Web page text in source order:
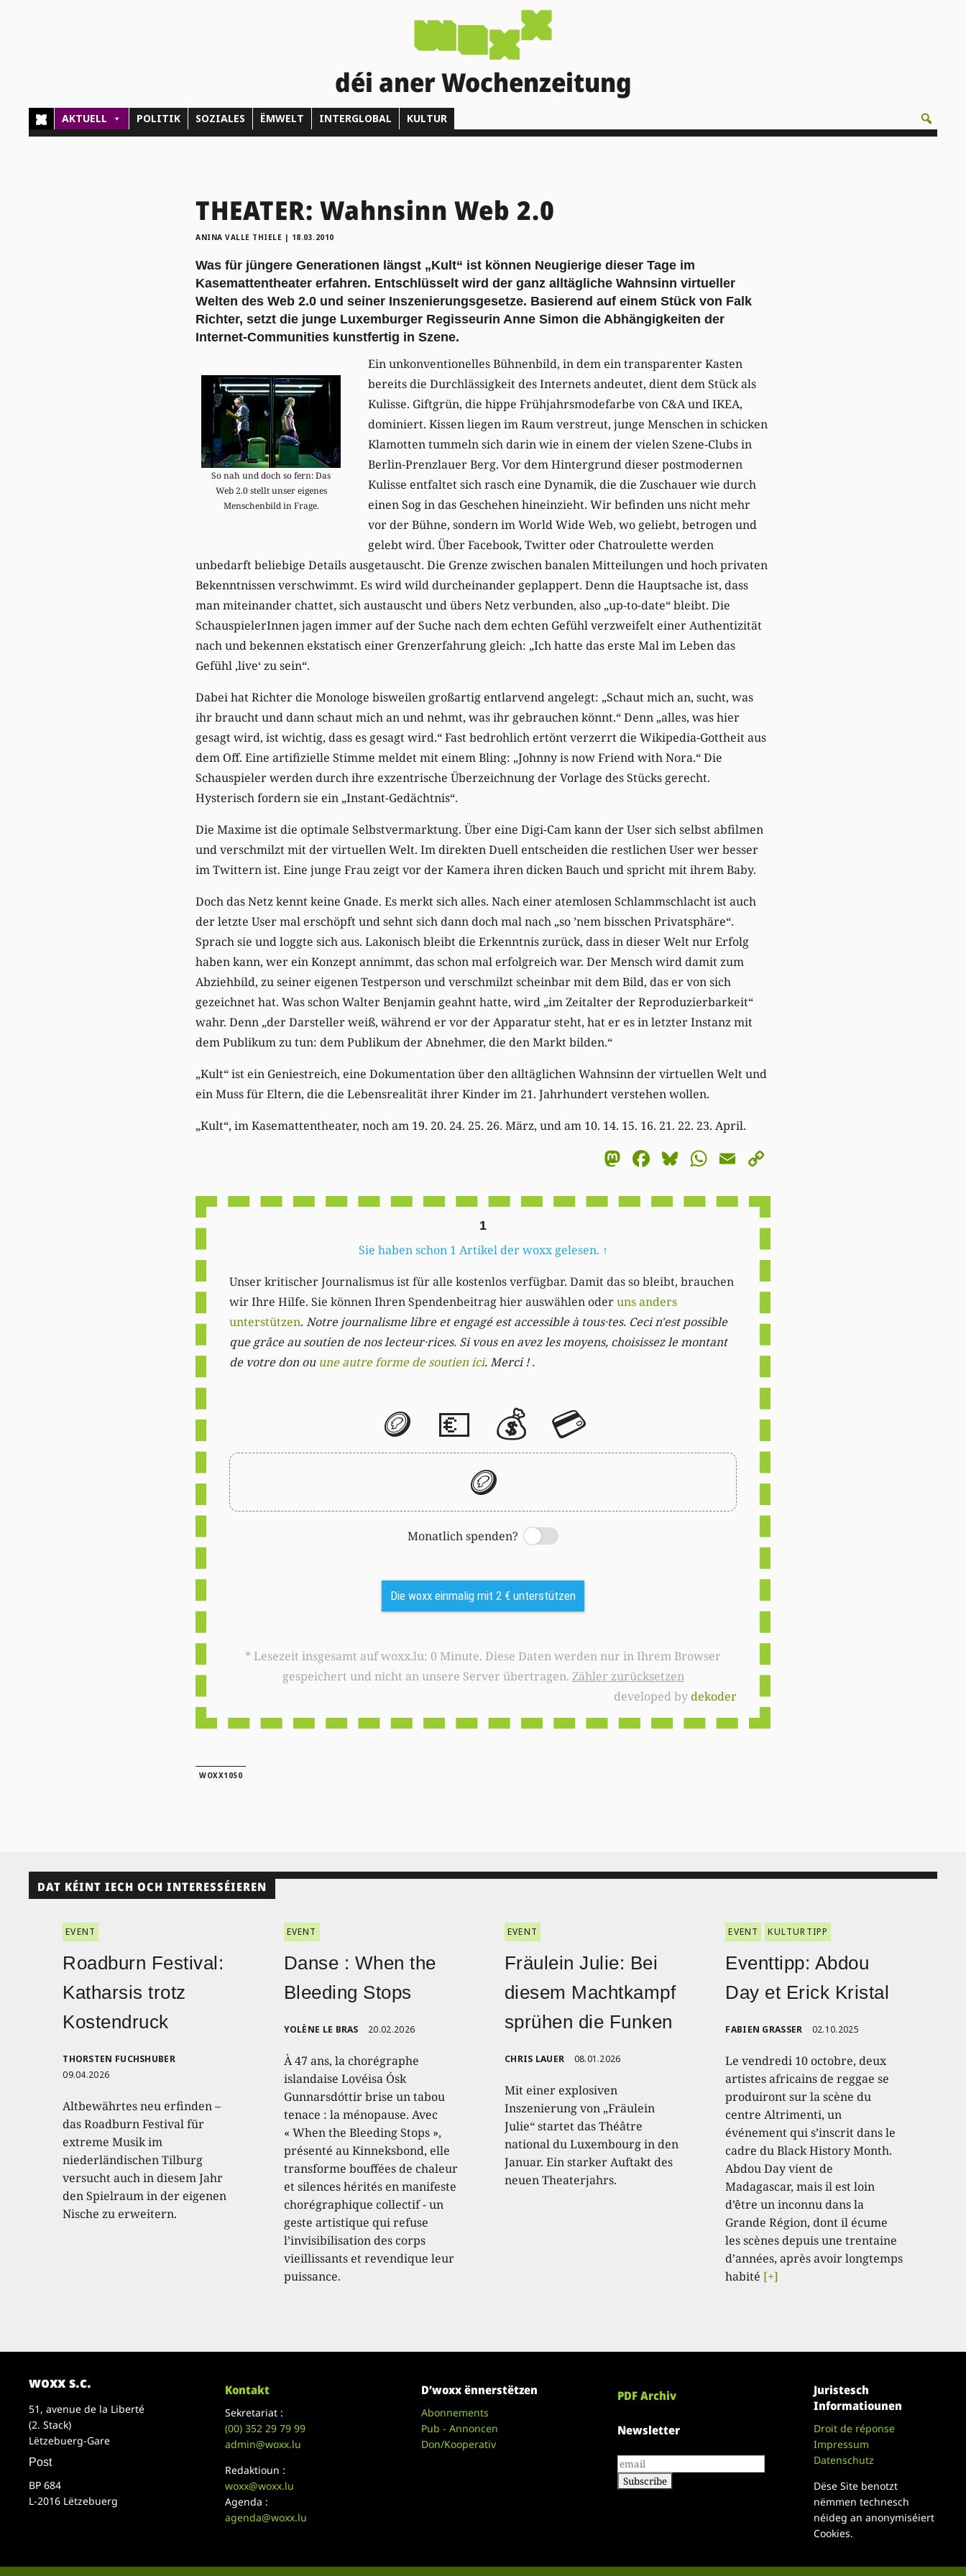
déi aner Wochenzeitung
AKTUELL POLITIK SOZIALES ËMWELT INTERGLOBAL KULTUR
THEATER: Wahnsinn Web 2.0
ANINA VALLE THIELE | 18.03.2010
Was für jüngere Generationen längst „Kult“ ist können Neugierige dieser Tage im
Kasemattentheater erfahren. Entschlüsselt wird der ganz alltägliche Wahnsinn virtueller
Welten des Web 2.0 und seiner Inszenierungsgesetze. Basierend auf einem Stück von Falk
Richter, setzt die junge Luxemburger Regisseurin Anne Simon die Abhängigkeiten der
Internet-Communities kunstfertig in Szene.
So nah und doch so fern: Das
Web 2.0 stellt unser eigenes
Menschenbild in Frage.
Ein unkonventionelles Bühnenbild, in dem ein transparenter Kasten
bereits die Durchlässigkeit des Internets andeutet, dient dem Stück als
Kulisse. Giftgrün, die hippe Frühjahrsmodefarbe von C&A und IKEA,
dominiert. Kissen liegen im Raum verstreut, junge Menschen in schicken
Klamotten tummeln sich darin wie in einem der vielen Szene-Clubs in
Berlin-Prenzlauer Berg. Vor dem Hintergrund dieser postmodernen
Kulisse entfaltet sich rasch eine Dynamik, die die Zuschauer wie durch
einen Sog in das Geschehen hineinzieht. Wir befinden uns nicht mehr
vor der Bühne, sondern im World Wide Web, wo geliebt, betrogen und
gelebt wird. Über Facebook, Twitter oder Chatroulette werden
unbedarft beliebige Details ausgetauscht. Die Grenze zwischen banalen Mitteilungen und hoch privaten
Bekenntnissen verschwimmt. Es wird wild durcheinander geplappert. Denn die Hauptsache ist, dass
man miteinander chattet, sich austauscht und übers Netz verbunden, also „up-to-date“ bleibt. Die
SchauspielerInnen jagen immer auf der Suche nach dem echten Gefühl verzweifelt einer Authentizität
nach und bekennen ekstatisch einer Grenzerfahrung gleich: „Ich hatte das erste Mal im Leben das
Gefühl ‚live‘ zu sein“.
Dabei hat Richter die Monologe bisweilen großartig entlarvend angelegt: „Schaut mich an, sucht, was
ihr braucht und dann schaut mich an und nehmt, was ihr gebrauchen könnt.“ Denn „alles, was hier
gesagt wird, ist wichtig, dass es gesagt wird.“ Fast bedrohlich ertönt verzerrt die Wikipedia-Gottheit aus
dem Off. Eine artifizielle Stimme meldet mit einem Bling: „Johnny is now Friend with Nora.“ Die
Schauspieler werden durch ihre exzentrische Überzeichnung der Vorlage des Stücks gerecht.
Hysterisch fordern sie ein „Instant-Gedächtnis“.
Die Maxime ist die optimale Selbstvermarktung. Über eine Digi-Cam kann der User sich selbst abfilmen
und verschmilzt mit der virtuellen Welt. Im direkten Duell entscheiden die restlichen User wer besser
im Twittern ist. Eine junge Frau zeigt vor der Kamera ihren dicken Bauch und spricht mit ihrem Baby.
Doch das Netz kennt keine Gnade. Es merkt sich alles. Nach einer atemlosen Schlammschlacht ist auch
der letzte User mal erschöpft und sehnt sich dann doch mal nach „so ’nem bisschen Privatsphäre“.
Sprach sie und loggte sich aus. Lakonisch bleibt die Erkenntnis zurück, dass in dieser Welt nur Erfolg
haben kann, wer ein Konzept annimmt, das schon mal erfolgreich war. Der Mensch wird damit zum
Abziehbild, zu seiner eigenen Testperson und verschmilzt scheinbar mit dem Bild, das er von sich
gezeichnet hat. Was schon Walter Benjamin geahnt hatte, wird „im Zeitalter der Reproduzierbarkeit“
wahr. Denn „der Darsteller weiß, während er vor der Apparatur steht, hat er es in letzter Instanz mit
dem Publikum zu tun: dem Publikum der Abnehmer, die den Markt bilden.“
„Kult“ ist ein Geniestreich, eine Dokumentation über den alltäglichen Wahnsinn der virtuellen Welt und
ein Muss für Eltern, die die Lebensrealität ihrer Kinder im 21. Jahrhundert verstehen wollen.
„Kult“, im Kasemattentheater, noch am 19. 20. 24. 25. 26. März, und am 10. 14. 15. 16. 21. 22. 23. April.
Mastodon
Facebook
Bluesky
WhatsApp
Email
1
Sie haben schon 1 Artikel der woxx gelesen. ↑
Unser kritischer Journalismus ist für alle kostenlos verfügbar. Damit das so bleibt, brauchen
wir Ihre Hilfe. Sie können Ihren Spendenbeitrag hier auswählen oderuns anders
unterstützen. Notre journalisme libre et engagé est accessible à tous·tes. Ceci n'est possible
que grâce au soutien de nos lecteur·rices. Si vous en avez les moyens, choisissez le montant
de votre don ou une autre forme de soutien ici. Merci ! .
🪙 💶 💰 💳
🪙
Monatlich spenden?
Switch
Die woxx einmalig mit 2 € unterstützen
* Lesezeit insgesamt auf woxx.lu: 0 Minute. Diese Daten werden nur in Ihrem Browser
gespeichert und nicht an unsere Server übertragen. Zähler zurücksetzen
developed bydekoder
WOXX1050
DAT KÉINT IECH OCH INTERESSÉIEREN
EVENT
Roadburn Festival:
Katharsis trotz
Kostendruck
THORSTEN FUCHSHUBER
09.04.2026
Altbewährtes neu erfinden –
das Roadburn Festival für
extreme Musik im
niederländischen Tilburg
versucht auch in diesem Jahr
den Spielraum in der eigenen
Nische zu erweitern.
EVENT
Danse : When the
Bleeding Stops
YOLÈNE LE BRAS 20.02.2026
À 47 ans, la chorégraphe
islandaise Lovéisa Ósk
Gunnarsdóttir brise un tabou
tenace : la ménopause. Avec
« When the Bleeding Stops »,
présenté au Kinneksbond, elle
transforme bouffées de chaleur
et silences hérités en manifeste
chorégraphique collectif - un
geste artistique qui refuse
l’invisibilisation des corps
vieillissants et revendique leur
puissance.
EVENT
Fräulein Julie: Bei
diesem Machtkampf
sprühen die Funken
CHRIS LAUER 08.01.2026
Mit einer explosiven
Inszenierung von „Fräulein
Julie“ startet das Théâtre
national du Luxembourg in den
Januar. Ein starker Auftakt des
neuen Theaterjahrs.
EVENT KULTURTIPP
Eventtipp: Abdou
Day et Erick Kristal
FABIEN GRASSER 02.10.2025
Le vendredi 10 octobre, deux
artistes africains de reggae se
produiront sur la scène du
centre Altrimenti, un
événement qui s’inscrit dans le
cadre du Black History Month.
Abdou Day vient de
Madagascar, mais il est loin
d’être un inconnu dans la
Grande Région, dont il écume
les scènes depuis une trentaine
d’années, après avoir longtemps
habité [+]
woxx s.c.
51, avenue de la Liberté
(2. Stack)
Lëtzebuerg-Gare
Post
BP 684
L-2016 Lëtzebuerg
Kontakt
Sekretariat :
(00)352 29 79 99
admin@woxx.lu
Redaktioun :
woxx@woxx.lu
Agenda :
agenda@woxx.lu
D’woxx ënnerstëtzen
Abonnements
Pub - Annoncen
Don/Kooperativ
PDF Archiv
Newsletter
Juristesch
Informatiounen
Droit de réponse
Impressum
Datenschutz
Dëse Site benotzt
nëmmen technesch
néideg an anonymiséiert
Cookies.